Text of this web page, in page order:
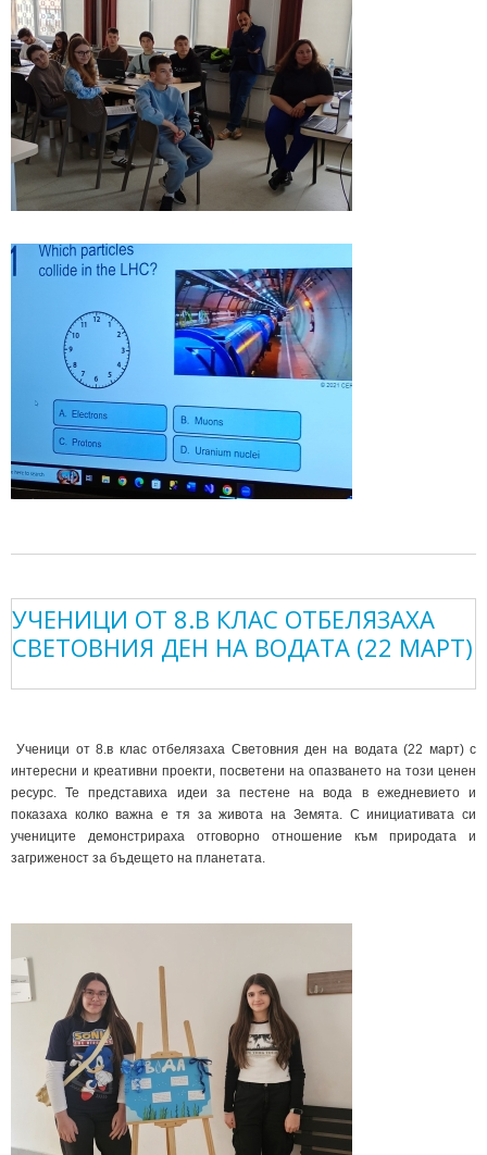
УЧЕНИЦИ ОТ 8.В КЛАС ОТБЕЛЯЗАХА
СВЕТОВНИЯ ДЕН НА ВОДАТА (22 МАРТ)
Ученици от 8.в клас отбелязаха Световния ден на водата (22 март) с
интересни и креативни проекти, посветени на опазването на този ценен
ресурс. Те представиха идеи за пестене на вода в ежедневието и
показаха колко важна е тя за живота на Земята. С инициативата си
учениците демонстрираха отговорно отношение към природата и
загриженост за бъдещето на планетата.